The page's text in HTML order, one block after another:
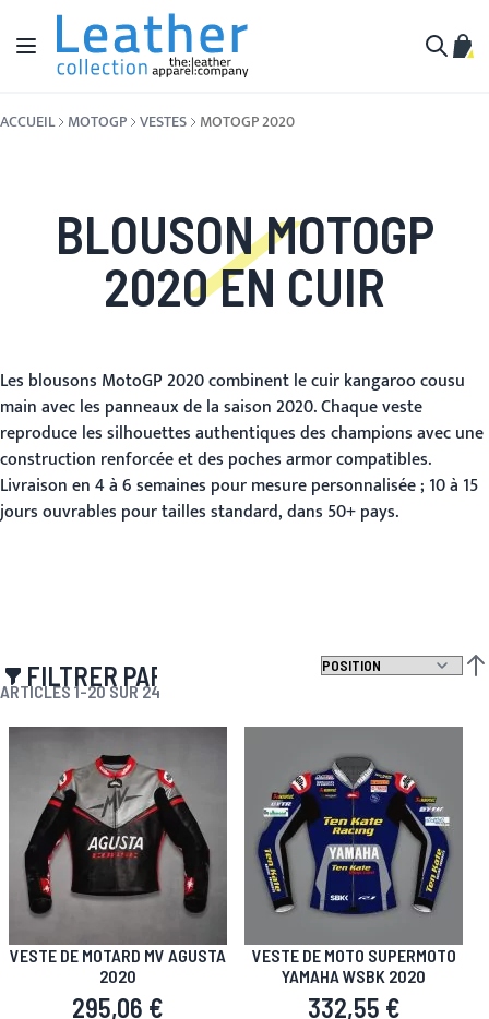
Aller au contenu
Affichage navigation
ACCUEIL MOTOGP VESTES MOTOGP 2020
BLOUSON MOTOGP
2020 EN CUIR
Les blousons MotoGP 2020 combinent le cuir kangaroo cousu
main avec les panneaux de la saison 2020. Chaque veste
reproduce les silhouettes authentiques des champions avec une
construction renforcée et des poches armor compatibles.
Livraison en 4 à 6 semaines pour mesure personnalisée ; 10 à 15
jours ouvrables pour tailles standard, dans 50+ pays.
FILTRER PAR
ARTICLES 1-20SUR24
VESTE DE MOTARD MV AGUSTA
2020
295,06 €
VESTE DE MOTO SUPERMOTO
YAMAHA WSBK 2020
332,55 €